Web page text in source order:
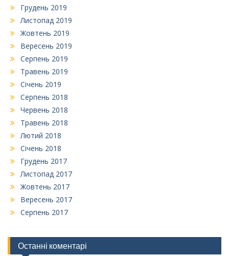
Грудень 2019
Листопад 2019
Жовтень 2019
Вересень 2019
Серпень 2019
Травень 2019
Січень 2019
Серпень 2018
Червень 2018
Травень 2018
Лютий 2018
Січень 2018
Грудень 2017
Листопад 2017
Жовтень 2017
Вересень 2017
Серпень 2017
Останні коментарі